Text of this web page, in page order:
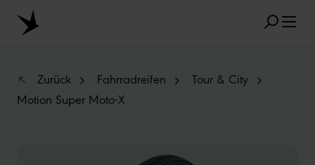
Zum Hauptinhalt springen
TUBELESS
Zurück Fahrradreifen
Tour & City
Motion Super Moto-X